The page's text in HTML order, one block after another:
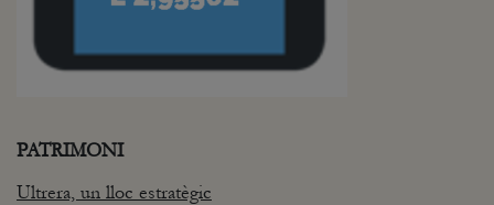
PATRIMONI
Ultrera, un lloc estratègic